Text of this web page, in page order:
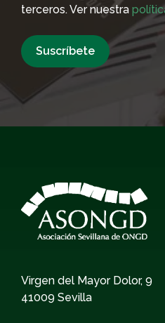
terceros. Ver nuestra
Virgen del Mayor Dolor, 9
41009 Sevilla